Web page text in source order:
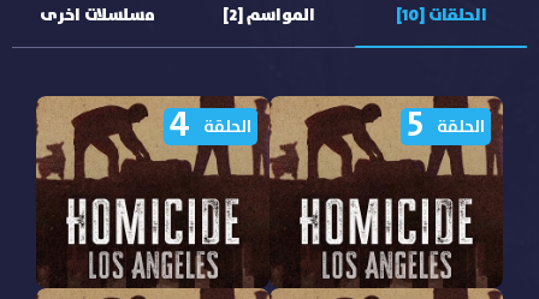
الحلقات [10] المواسم [2] مسلسلات اخرى
الحلقة 5 الحلقة 4